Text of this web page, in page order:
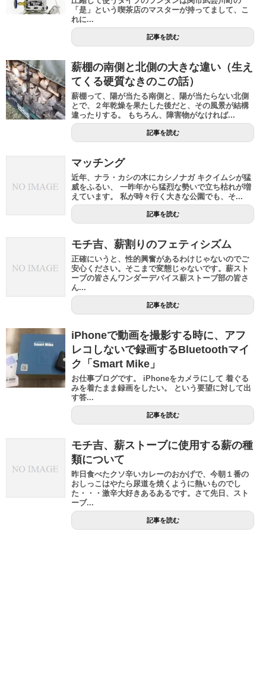
「是」という喫茶店のマスターが持ってまして、こ
れに...
記事を読む
薪棚の南側と北側の大きな違い（生え
てくる硬質なきのこの話）
薪棚って、陽が当たる南側と、陽が当たらない北側
とで、２年乾燥を果たした後だと、その風景が結構
違ったりする。 もちろん、障害物がなければ...
記事を読む
マッチング
近年、ナラ・カシの木にカシノナガ キクイムシが猛
威をふるい、 一昨年から猛烈な勢いで立ち枯れが増
えています。 私が時々行く大きな公園でも、そ...
記事を読む
モチ吉、薪割りのフェティシズム
正確にいうと、性的興奮があるわけじゃないのでご
安心ください。そこまで変態じゃないです。薪スト
ーブの皆さんワンダーデバイス薪ストーブ部の皆さ
ん...
記事を読む
iPhoneで動画を撮影する時に、アフ
レコしないで録画するBluetoothマイ
ク「Smart Mike」
お仕事ブログです。 iPhoneをカメラにして 着ぐる
みを着たまま録画をしたい。 という要望に対して出
す答...
記事を読む
モチ吉、薪ストーブに使用する薪の種
類について
昨日食べたクソ辛いカレーのおかげで、今朝１番の
おしっこはやたら尿道を焼くように熱いものでし
た・・・激辛大好きあるあるです。さて先日、スト
ーブ...
記事を読む